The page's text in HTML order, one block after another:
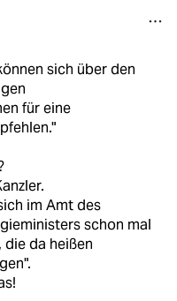
sich über den
für eine
im Amt des
schon mal
da heißen